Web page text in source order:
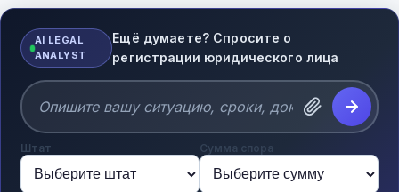
AI LEGAL
ANALYST
Ещё думаете? Спросите о
регистрации юридического лица
Штат Сумма спора